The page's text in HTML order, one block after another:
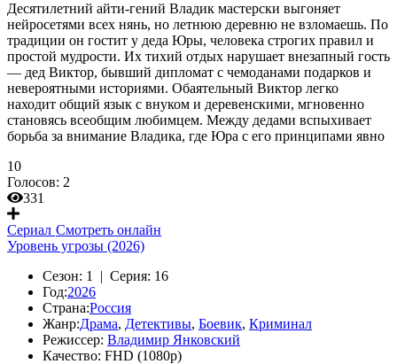
Десятилетний айти-гений Владик мастерски выгоняет
нейросетями всех нянь, но летнюю деревню не взломаешь. По
традиции он гостит у деда Юры, человека строгих правил и
простой мудрости. Их тихий отдых нарушает внезапный гость
— дед Виктор, бывший дипломат с чемоданами подарков и
невероятными историями. Обаятельный Виктор легко
находит общий язык с внуком и деревенскими, мгновенно
становясь всеобщим любимцем. Между дедами вспыхивает
борьба за внимание Владика, где Юра с его принципами явно
10
Голосов: 2
331
Сериал Смотреть онлайн
Уровень угрозы (2026)
Сезон: 1 | Серия: 16
Год:2026
Страна:Россия
Жанр:Драма, Детективы, Боевик, Криминал
Режиссер: Владимир Янковский
Качество: FHD (1080p)